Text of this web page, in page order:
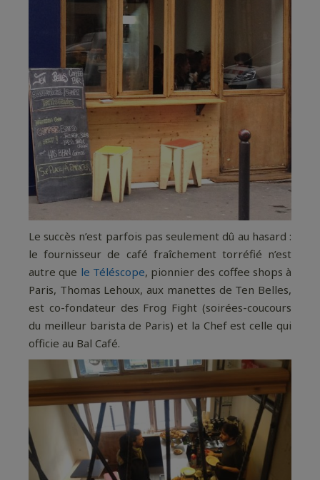
Le succès n’est parfois pas seulement dû au hasard :
le fournisseur de café fraîchement torréfié n’est
autre que le Téléscope, pionnier des coffee shops à
Paris, Thomas Lehoux, aux manettes de Ten Belles,
est co-fondateur des Frog Fight (soirées-coucours
du meilleur barista de Paris) et la Chef est celle qui
officie au Bal Café.